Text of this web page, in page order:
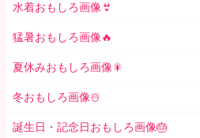
水着おもしろ画像👙
猛暑おもしろ画像🔥
夏休みおもしろ画像🎇
冬おもしろ画像☃️
誕生日・記念日おもしろ画像🎂